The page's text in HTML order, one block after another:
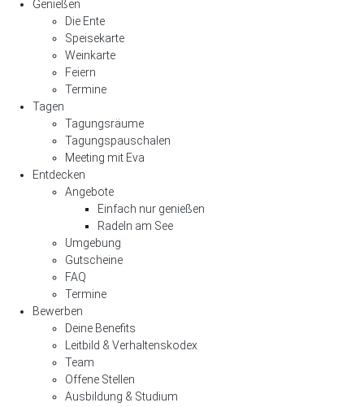
Genießen
Die Ente
Speisekarte
Weinkarte
Feiern
Termine
Tagen
Tagungsräume
Tagungspauschalen
Meeting mit Eva
Entdecken
Angebote
Einfach nur genießen
Radeln am See
Umgebung
Gutscheine
FAQ
Termine
Bewerben
Deine Benefits
Leitbild & Verhaltenskodex
Team
Offene Stellen
Ausbildung & Studium